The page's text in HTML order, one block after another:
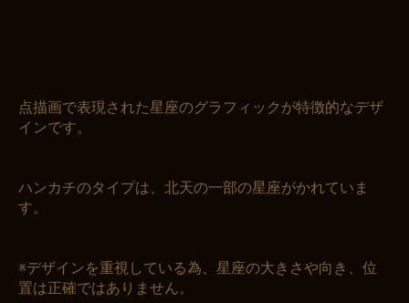
点描画で表現された星座のグラフィックが特徴的なデザ
インです。
ハンカチのタイプは、北天の一部の星座がかれていま
す。
※デザインを重視している為、星座の大きさや向き、位
置は正確ではありません。